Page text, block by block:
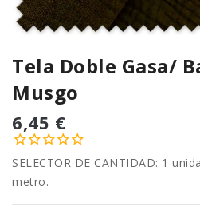
Tela Doble Gasa/
Musgo
6,45 €
SELECTOR DE CANTIDAD: 1
metro.